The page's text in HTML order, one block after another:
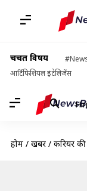
चर्चित विषय
आर्टिफिशियल इंटेलिजेंस
होम / खबरें / करियर